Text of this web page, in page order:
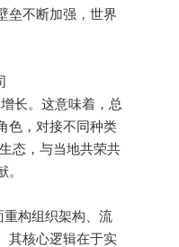
垒不断加强，世界
长。这意味着，总
色，对接不同种类
态，与当地共荣共
构组织架构、流
其核心逻辑在于实